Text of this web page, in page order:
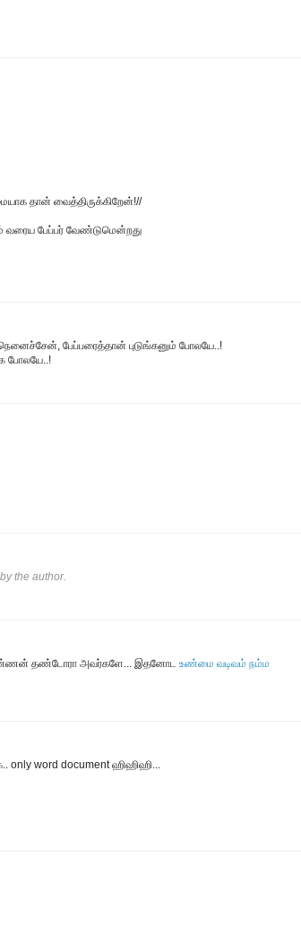
தான் வைத்திருக்கிறேன்!//
வரைய பேப்பர் வேண்டுமென்றது
பேப்பரைத்தான் புடுங்கனும் போலயே..!
போலயே..!
the author.
தண்டோரா அவர்களே... இதனோட உண்மை வடிவம் நம்ம
only word document ஹிஹிஹி...